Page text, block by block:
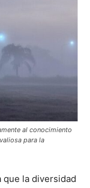
al conocimiento
para la
la diversidad